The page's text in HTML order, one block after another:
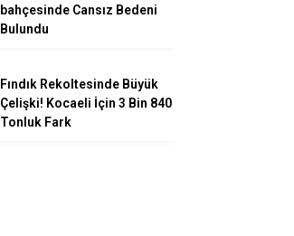
bahçesinde Cansız Bedeni
Bulundu
Fındık Rekoltesinde Büyük
Çelişki! Kocaeli İçin 3 Bin 840
Tonluk Fark